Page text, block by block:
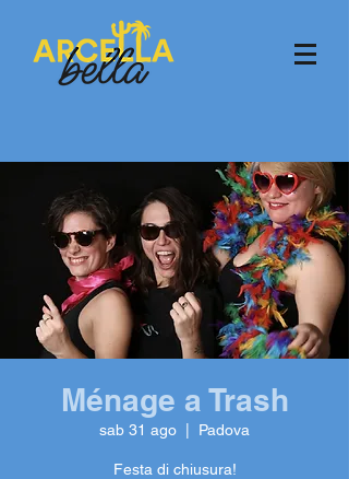
Ménage a Trash
sab 31 ago Padova
Festa di chiusura!